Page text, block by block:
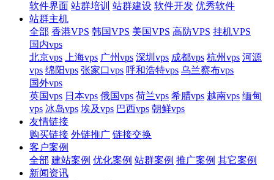
软件界面 站群培训 站群建设 软件开发 优秀软件
站群主机
全部 香港VPS 韩国VPS 美国VPS 高防VPS 挂机VPS
国内vps
北京vps
上海vps 广州vps 深圳vps 成都vps 杭州vps 河源
vps 绵阳vps 张家口vps 呼和浩特vps 乌兰察布vps
国外vps
英国vps 日本vps 俄国vps 荷兰vps 希腊vps 越南vps 缅甸
vps 冰岛vps 埃及vps 巴西vps 朝鲜vps
友情链接
购买链接 外链推广 链接交换
客户案例
全部 建站案例 优化案例 站群案例 推广案例 其它案例
新闻资讯